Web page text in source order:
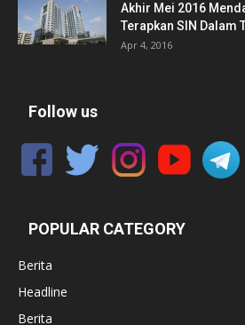
Akhir Mei 2016
Terapkan SIN Dalam
Apr 4, 2016
Follow us
POPULAR CATEGORY
Berita
Headline
Berita